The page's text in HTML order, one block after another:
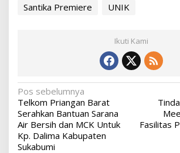
Santika Premiere
UNIK
Ikuti Kami
N
a
v
i
Pos sebelumnya
Telkom Priangan Barat
Serahkan Bantuan Sarana
Air Bersih dan MCK Untuk
Kp. Dalima Kabupaten
Sukabumi
Fasilitas